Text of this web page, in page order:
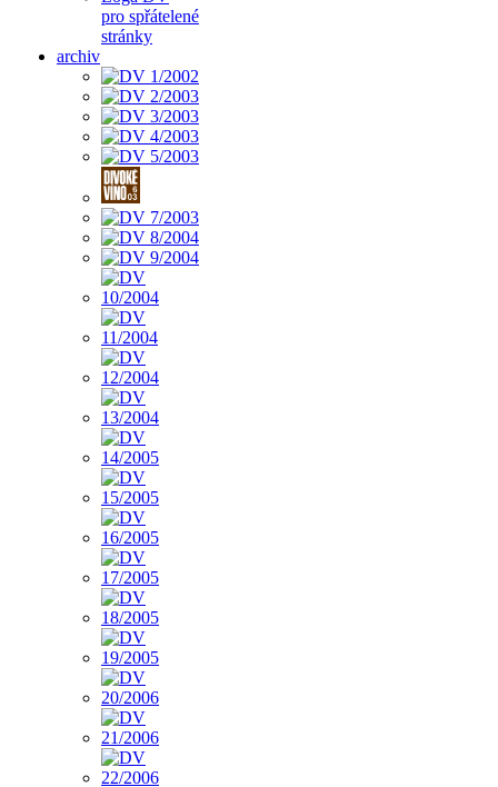
pro spřátelené
stránky
archiv